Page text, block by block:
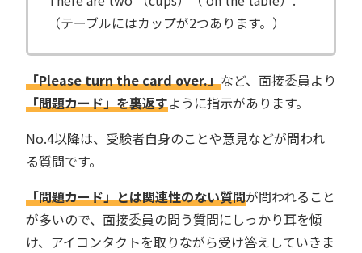
（テーブルにはカップが2つあります。）
「Please turn the card over.」など、面接委員より
「問題カード」を裏返すように指示があります。
No.4以降は、受験者自身のことや意見などが問われ
る質問です。
「問題カード」とは関連性のない質問が問われること
が多いので、面接委員の問う質問にしっかり耳を傾
け、アイコンタクトを取りながら受け答えしていきま